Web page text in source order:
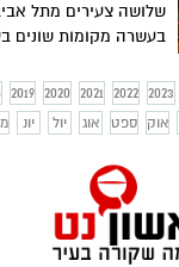
שלושה צעירים מתל
בעשרה מקומות שונים
התרבות תעדו נער
קירות הבניין * אחרי
החליט שלא די בכך
לנקות את הגרפיטי
2019 2020 2021 2022 2023
יונ יול אוג ספט אוק